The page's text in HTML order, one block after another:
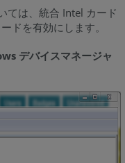
ては、統合 Intel カード
ドを有効にします。
デバイスマネージャ